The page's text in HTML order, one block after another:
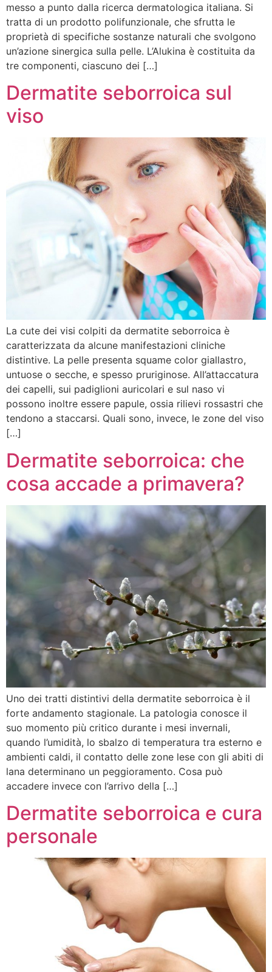
messo a punto dalla ricerca dermatologica italiana. Si
tratta di un prodotto polifunzionale, che sfrutta le
proprietà di specifiche sostanze naturali che svolgono
un’azione sinergica sulla pelle. L’Alukina è costituita da
tre componenti, ciascuno dei […]
Dermatite seborroica sul
viso
La cute dei visi colpiti da dermatite seborroica è
caratterizzata da alcune manifestazioni cliniche
distintive. La pelle presenta squame color giallastro,
untuose o secche, e spesso pruriginose. All’attaccatura
dei capelli, sui padiglioni auricolari e sul naso vi
possono inoltre essere papule, ossia rilievi rossastri che
tendono a staccarsi. Quali sono, invece, le zone del viso
[…]
Dermatite seborroica: che
cosa accade a primavera?
Uno dei tratti distintivi della dermatite seborroica è il
forte andamento stagionale. La patologia conosce il
suo momento più critico durante i mesi invernali,
quando l’umidità, lo sbalzo di temperatura tra esterno e
ambienti caldi, il contatto delle zone lese con gli abiti di
lana determinano un peggioramento. Cosa può
accadere invece con l’arrivo della […]
Dermatite seborroica e cura
personale